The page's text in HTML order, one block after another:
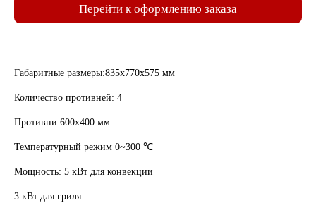
Перейти к оформлению заказа
Габаритные размеры:835х770х575 мм
Количество противней: 4
Противни 600х400 мм
Температурный режим 0~300 ℃
Мощность: 5 кВт для конвекции
3 кВт для гриля